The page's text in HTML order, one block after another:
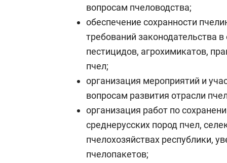
вопросам пчеловодства;
обеспечение сохранности
требований законодательства
пестицидов, агрохимикатов,
пчел;
организация мероприятий и
вопросам развития отрасли
организация работ по
среднерусских пород пчел,
пчелохозяйствах республики,
пчелопакетов;